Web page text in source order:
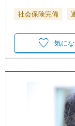
社会保険完備
気に